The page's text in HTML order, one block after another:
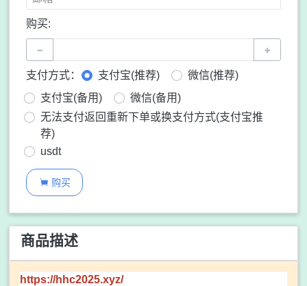
购买:
− +
支付方式： 支付宝(推荐)
微信(推荐)
支付宝(备用)
微信(备用)
无法支付返回重新下单或换支付方式(支付宝推
荐)
usdt
 购买
商品描述
https://hhc2025.xyz/